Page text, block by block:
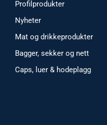
Profilprodukter
Nyheter
Mat og drikkeprodukter
Bagger, sekker og nett
Caps, luer & hodeplagg